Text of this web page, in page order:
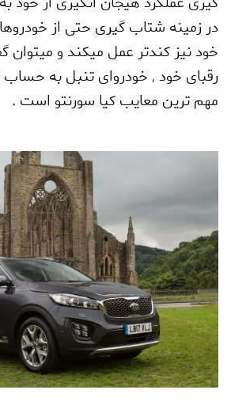
در زمینه شتاب گیری حتی از
خود نیز کندتر عمل میکند و میتوان
رقبای خود ,خودروای تنبل به حساب
مهم ترین معایب کیا سورنتو است .